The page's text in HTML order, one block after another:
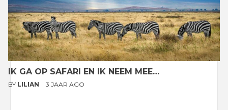
IK GA OP SAFARI EN IK NEEM MEE…
BY LILIAN 3 JAAR AGO